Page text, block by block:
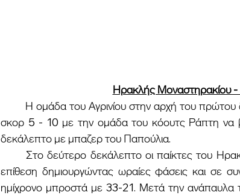
Ηρακλής Μοναστηρακίου
σκορ 5 - 10 με την ομάδα του κόουτς Ράπτη να
δεκάλεπτο με μπαζερ του Παπούλια.
επίθεση δημιουργώντας ωραίες φάσεις και σε
ημίχρονο μπροστά με 33-21. Μετά την ανάπαυλα